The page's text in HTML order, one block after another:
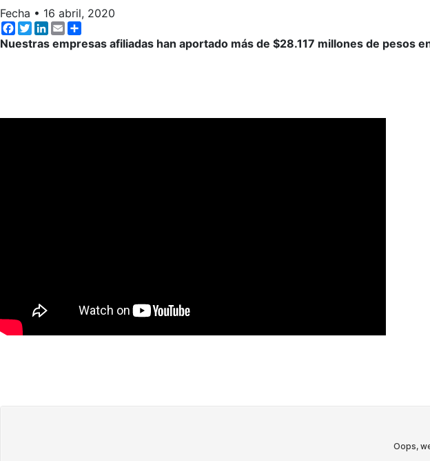
Fecha • 16 abril, 2020
Facebook
TwitterLinkedIn
Email
Nuestras empresas afiliadas han aportado más de $28.117 millones de pesos